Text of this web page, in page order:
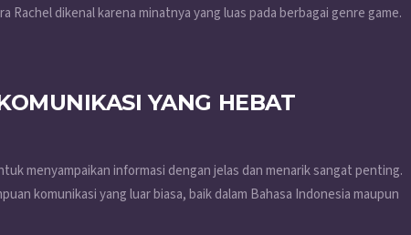
Rachel dikenal karena minatnya yang luas pada berbagai genre game.
YANG HEBAT
menyampaikan informasi dengan jelas dan menarik sangat penting.
komunikasi yang luar biasa, baik dalam Bahasa Indonesia maupun